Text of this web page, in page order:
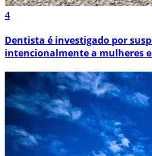
4
Dentista é investigado por
intencionalmente a mulheres